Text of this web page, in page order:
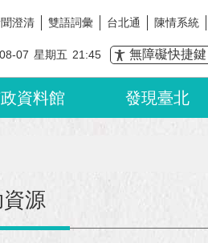
澄清 雙語詞彙 台北通 陳情系統
07 星期五 21:45 無障礙快捷鍵
資料館 發現臺北
源